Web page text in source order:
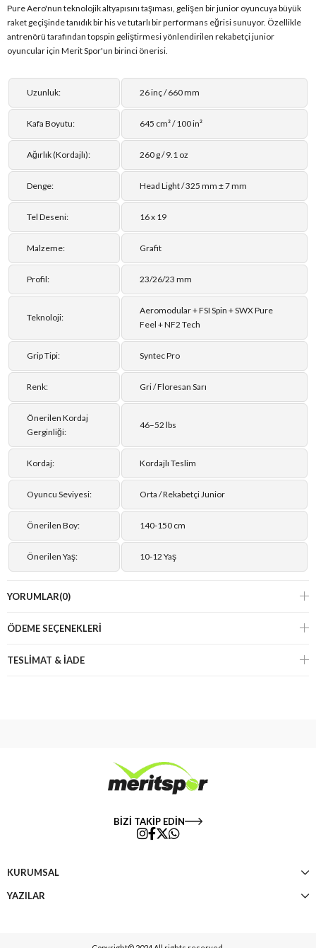
Pure Aero'nun teknolojik altyapısını taşıması, gelişen bir junior oyuncuya büyük
raket geçişinde tanıdık bir his ve tutarlı bir performans eğrisi sunuyor. Özellikle
antrenörü tarafından topspin geliştirmesi yönlendirilen rekabetçi junior
oyuncular için Merit Spor'un birinci önerisi.
Uzunluk: 26 inç / 660 mm
Kafa Boyutu: 645 cm² / 100 in²
Ağırlık (Kordajlı): 260 g / 9.1 oz
Denge: Head Light / 325 mm ± 7 mm
Tel Deseni: 16 x 19
Malzeme: Grafit
Profil: 23/26/23 mm
Teknoloji:
Aeromodular + FSI Spin + SWX Pure
Feel + NF2 Tech
Grip Tipi: Syntec Pro
Renk: Gri / Floresan Sarı
Önerilen Kordaj
Gerginliği:
46–52 lbs
Kordaj: Kordajlı Teslim
Oyuncu Seviyesi: Orta / Rekabetçi Junior
Önerilen Boy: 140-150 cm
Önerilen Yaş: 10-12 Yaş
YORUMLAR(0)
ÖDEME SEÇENEKLERI
TESLİMAT & İADE
BİZİ TAKİP EDİN
KURUMSAL
YAZILAR